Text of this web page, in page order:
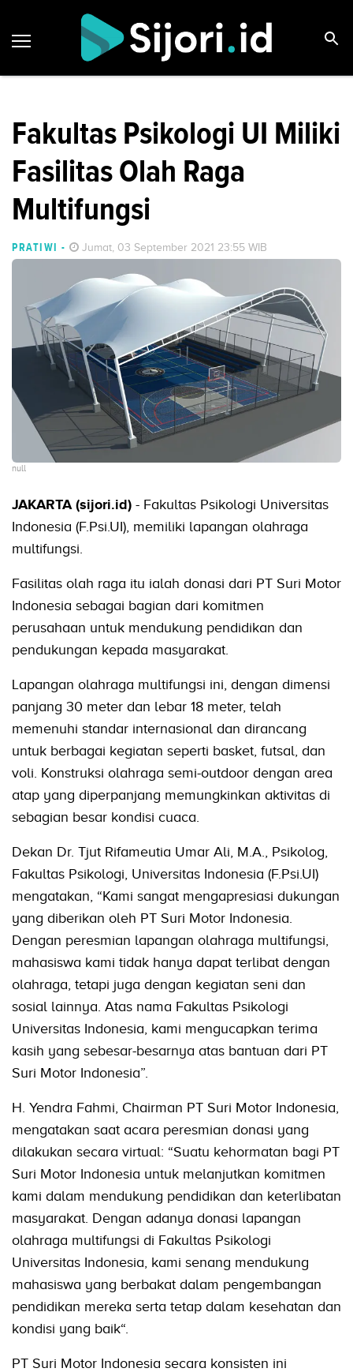
Fakultas Psikologi UI Miliki
Fasilitas Olah Raga
Multifungsi
PRATIWI - Jumat, 03 September 2021 23:55 WIB
null
JAKARTA (sijori.id) - Fakultas Psikologi Universitas
Indonesia (F.Psi.UI), memiliki lapangan olahraga
multifungsi.
Fasilitas olah raga itu ialah donasi dari PT Suri Motor
Indonesia sebagai bagian dari komitmen
perusahaan untuk mendukung pendidikan dan
pendukungan kepada masyarakat.
Lapangan olahraga multifungsi ini, dengan dimensi
panjang 30 meter dan lebar 18 meter, telah
memenuhi standar internasional dan dirancang
untuk berbagai kegiatan seperti basket, futsal, dan
voli. Konstruksi olahraga semi-outdoor dengan area
atap yang diperpanjang memungkinkan aktivitas di
sebagian besar kondisi cuaca.
Dekan Dr. Tjut Rifameutia Umar Ali, M.A., Psikolog,
Fakultas Psikologi, Universitas Indonesia (F.Psi.UI)
mengatakan, “Kami sangat mengapresiasi dukungan
yang diberikan oleh PT Suri Motor Indonesia.
Dengan peresmian lapangan olahraga multifungsi,
mahasiswa kami tidak hanya dapat terlibat dengan
olahraga, tetapi juga dengan kegiatan seni dan
sosial lainnya. Atas nama Fakultas Psikologi
Universitas Indonesia, kami mengucapkan terima
kasih yang sebesar-besarnya atas bantuan dari PT
Suri Motor Indonesia”.
H. Yendra Fahmi, Chairman PT Suri Motor Indonesia,
mengatakan saat acara peresmian donasi yang
dilakukan secara virtual: “Suatu kehormatan bagi PT
Suri Motor Indonesia untuk melanjutkan komitmen
kami dalam mendukung pendidikan dan keterlibatan
masyarakat. Dengan adanya donasi lapangan
olahraga multifungsi di Fakultas Psikologi
Universitas Indonesia, kami senang mendukung
mahasiswa yang berbakat dalam pengembangan
pendidikan mereka serta tetap dalam kesehatan dan
kondisi yang baik“.
PT Suri Motor Indonesia secara konsisten ini